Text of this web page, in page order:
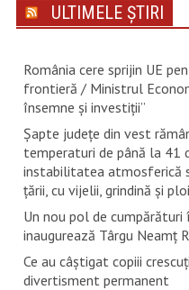
ULTIMELE ȘTIRI
România cere sprijin UE
frontieră / Ministrul
însemne și investiții”
Șapte județe din vest
temperaturi de până la 41
instabilitatea atmosferică
țării, cu vijelii, grindină și
Un nou pol de
inaugurează Târgu Neamț
Ce au câștigat copiii
divertisment permanent